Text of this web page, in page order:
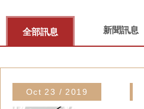
全部訊息 新聞訊息
Oct 23 / 2019